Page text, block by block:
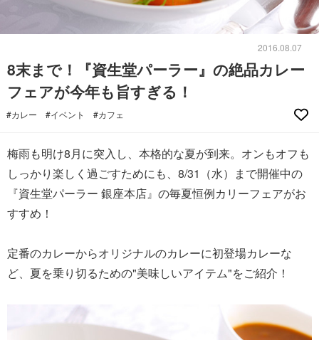
2016.08.07
8末まで！『資生堂パーラー』の絶品カレー
フェアが今年も旨すぎる！
#カレー #イベント #カフェ
梅雨も明け8月に突入し、本格的な夏が到来。オンもオフも
しっかり楽しく過ごすためにも、8/31（水）まで開催中の
『資生堂パーラー 銀座本店』の毎夏恒例カリーフェアがお
すすめ！
定番のカレーからオリジナルのカレーに初登場カレーな
ど、夏を乗り切るための"美味しいアイテム"をご紹介！